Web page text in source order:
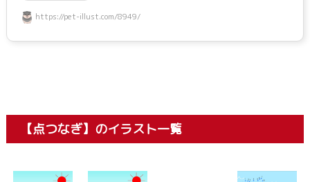
https://pet-illust.com/8949/
【点つなぎ】のイラスト一覧